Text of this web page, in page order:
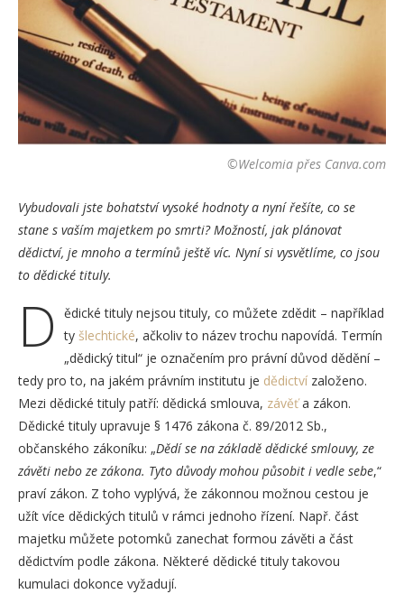
©Welcomia přes Canva.com
Vybudovali jste bohatství vysoké hodnoty a nyní řešíte, co se
stane s vaším majetkem po smrti? Možností, jak plánovat
dědictví, je mnoho a termínů ještě víc. Nyní si vysvětlíme, co jsou
to dědické tituly.
D
ědické tituly nejsou tituly, co můžete zdědit – například
ty šlechtické, ačkoliv to název trochu napovídá. Termín
„dědický titul“ je označením pro právní důvod dědění –
tedy pro to, na jakém právním institutu je dědictví založeno.
Mezi dědické tituly patří: dědická smlouva, závěťa zákon.
Dědické tituly upravuje § 1476 zákona č. 89/2012 Sb.,
občanského zákoníku: „Dědí se na základě dědické smlouvy, ze
závěti nebo ze zákona. Tyto důvody mohou působit i vedle sebe,“
praví zákon. Z toho vyplývá, že zákonnou možnou cestou je
užít více dědických titulů v rámci jednoho řízení. Např. část
majetku můžete potomků zanechat formou závěti a část
dědictvím podle zákona. Některé dědické tituly takovou
kumulaci dokonce vyžadují.